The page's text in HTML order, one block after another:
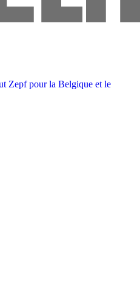
Zepf pour la Belgique et le